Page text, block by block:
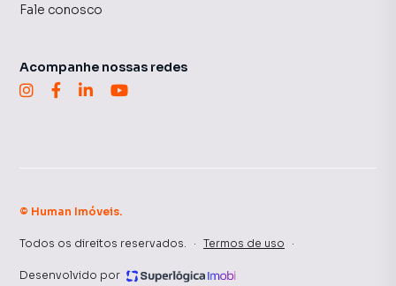
Fale conosco
Acompanhe nossas redes
© Human Imóveis.
Todos os direitos reservados. · Termos de uso ·
Desenvolvido por